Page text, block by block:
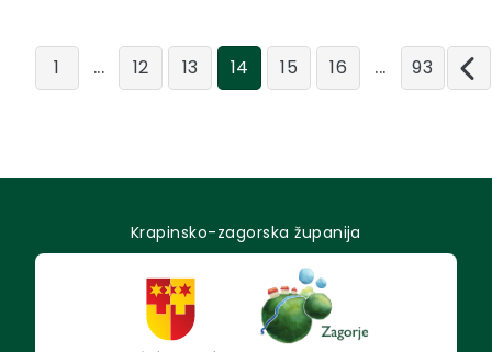
1 ... 12 13 14 15 16 ... 93
Krapinsko-zagorska županija